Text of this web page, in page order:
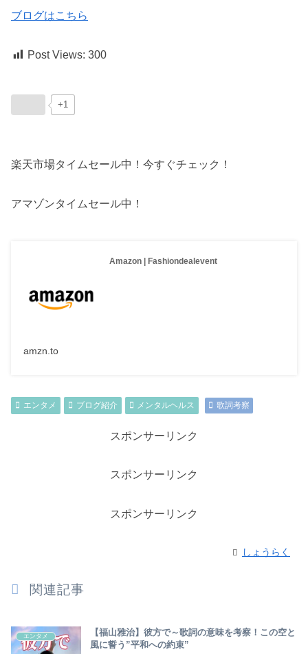
ブログはこちら
Post Views: 300
+1
楽天市場タイムセール中！今すぐチェック！
アマゾンタイムセール中！
Amazon | Fashiondealevent
amzn.to
エンタメ ブログ紹介 メンタルヘルス 歌詞考察
スポンサーリンク
スポンサーリンク
スポンサーリンク
しょうらく
関連記事
エンタメ
【福山雅治】彼方で～歌詞の意味を考察！この空と
風に誓う”平和への約束”